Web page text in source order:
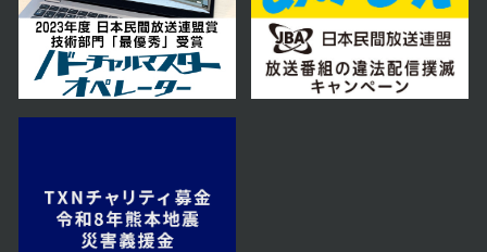
2024年01月24日 放送
第21話
第20話